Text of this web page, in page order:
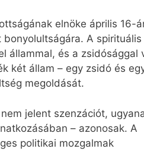
elnöke április 16-
A spirituális
állammal, és a zsidósággal
két állam – egy zsidó és
megoldását.
jelent szenzációt,
– azonosak. A
politikai mozgalmak